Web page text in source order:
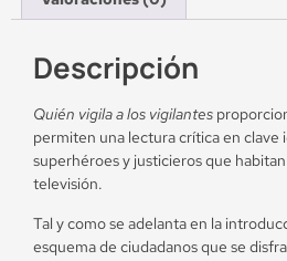
Descripción
Quién vigila a los vigilantes
permiten una lectura crítica en clave
superhéroes y justicieros que
televisión.
Tal y como se adelanta en la
esquema de ciudadanos que se